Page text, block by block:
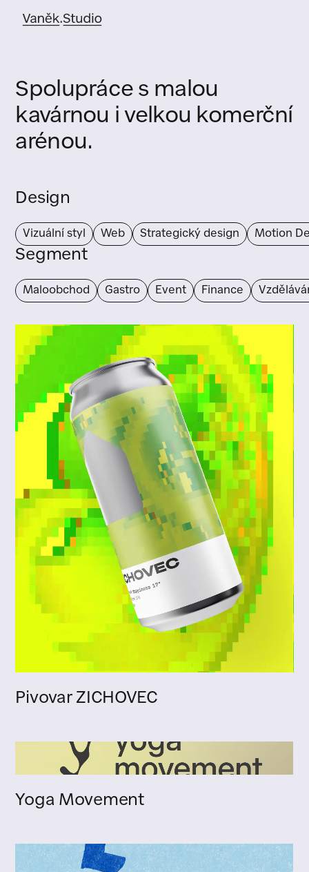
Spolupráce s malou
kavárnou i velkou komerční
arénou.
Design
Vizuální styl Web Strategický design Motion
Segment
Maloobchod Gastro Event Finance
Pivovar ZICHOVEC
Yoga Movement